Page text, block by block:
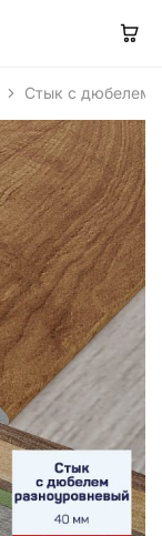
Стык с дюбелем